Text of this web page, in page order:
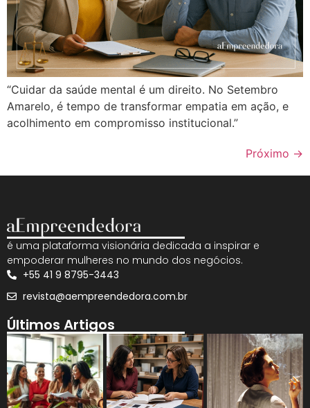
“Cuidar da saúde mental é um direito. No Setembro
Amarelo, é tempo de transformar empatia em ação, e
acolhimento em compromisso institucional.”
Próximo →
é uma plataforma visionária dedicada a inspirar e
empoderar mulheres no mundo dos negócios.
+55 41 9 8795-3443
revista@aempreendedora.com.br
Últimos Artigos